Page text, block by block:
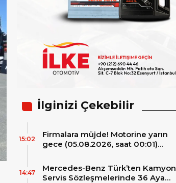
İlginizi Çekebilir
Firmalara müjde! Motorine yarın
gece (05.08.2026, saat 00:01)
bekleniyor.
15:02
Mercedes-Benz Türk’ten Kamyon
Servis Sözleşmelerinde 36 Aya
14:47